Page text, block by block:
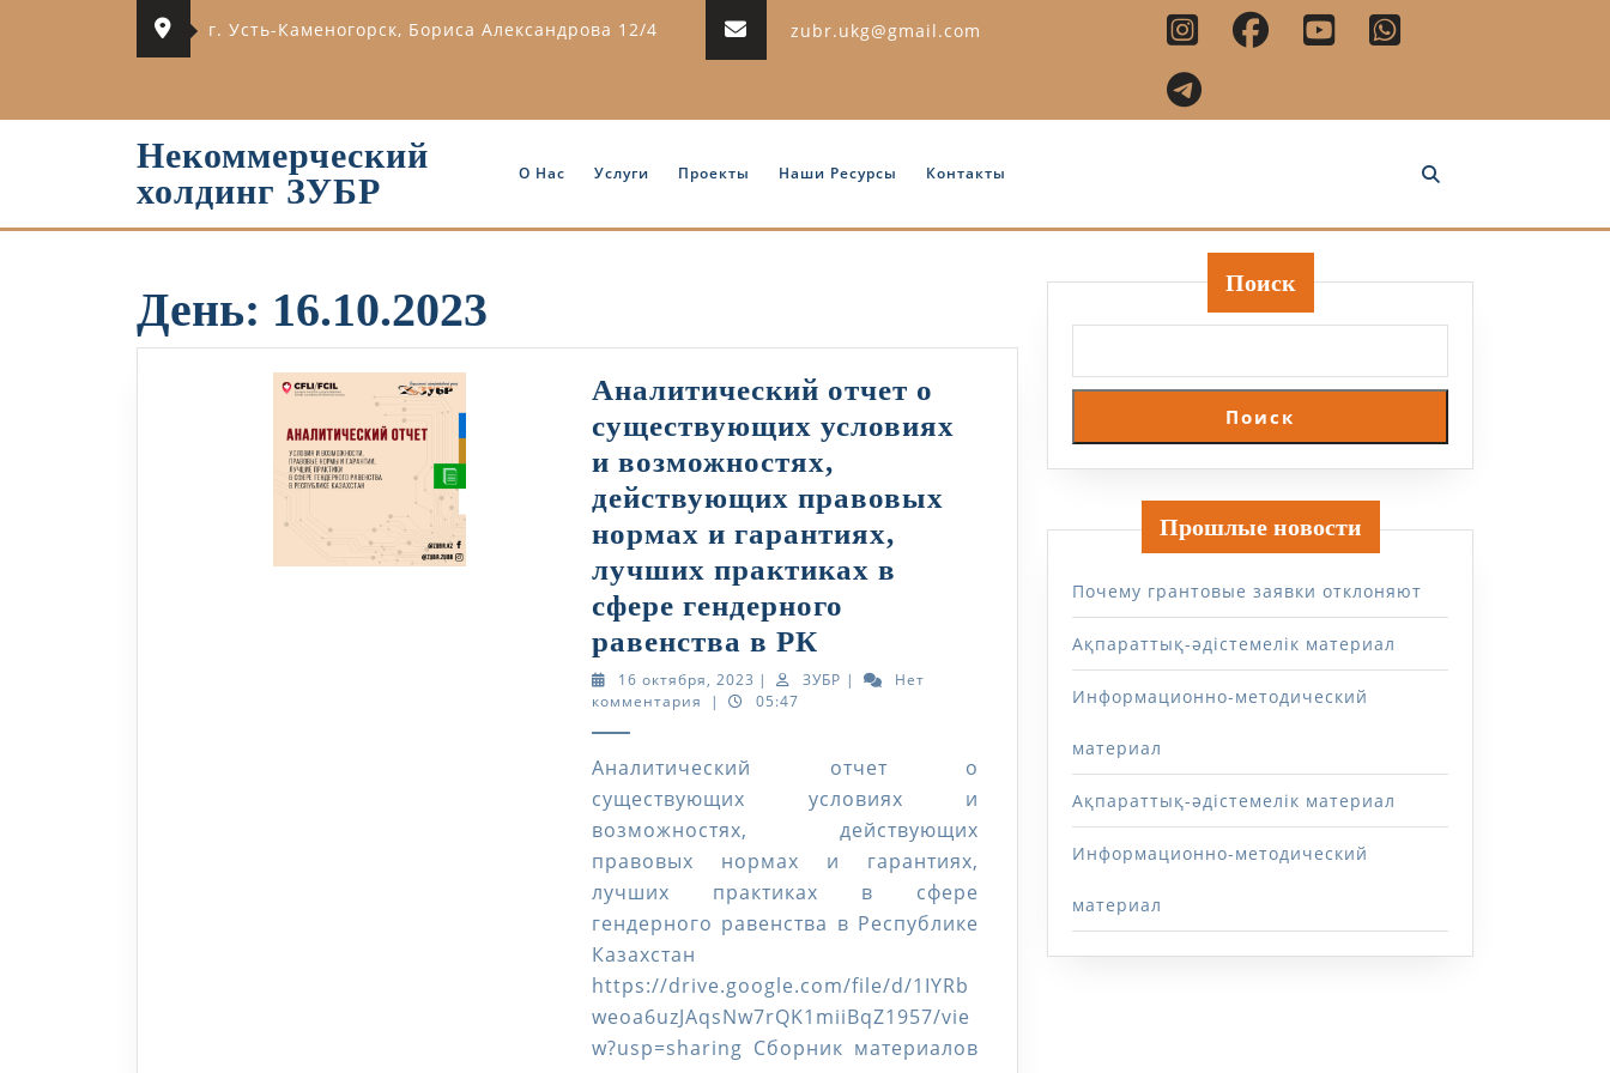
г. Усть-Каменогорск, Бориса Александрова 12/4 zubr.ukg@gmail.com
Некоммерческий
холдинг ЗУБР
О Нас Услуги Проекты Наши Ресурсы Контакты
День: 16.10.2023
Аналитический отчет о
существующих условиях
и возможностях,
действующих правовых
нормах и гарантиях,
лучших практиках в
сфере гендерного
равенства в РК
отчет
условиях
возможностях,
действующих
правовых
и
гарантиях,
16 октября, 2023 16
октября,
| ЗУБР ЗУБР
|
Нет
комментария
| 05:47
Аналитический отчет о
существующих условиях и
возможностях, действующих
правовых нормах и гарантиях,
лучших практиках в сфере
гендерного равенства в Республике
Казахстан
https://drive.google.com/file/d/1IYRb
weoa6uzJAqsNw7rQK1miiBqZ1957/vie
w?usp=sharing Сборник материалов
Поиск
Поиск
Прошлые новости
Почему грантовые заявки отклоняют
Ақпараттық-әдістемелік материал
Информационно-методический
материал
Ақпараттық-әдістемелік материал
Информационно-методический
материал